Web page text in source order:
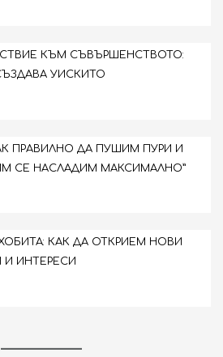
КЪМ СЪВЪРШЕНСТВОТО:
УИСКИТО
ПРАВИЛНО ДА ПУШИМ ПУРИ И
СЕ НАСЛАДИМ МАКСИМАЛНО”
КАК ДА ОТКРИЕМ НОВИ
И ИНТЕРЕСИ